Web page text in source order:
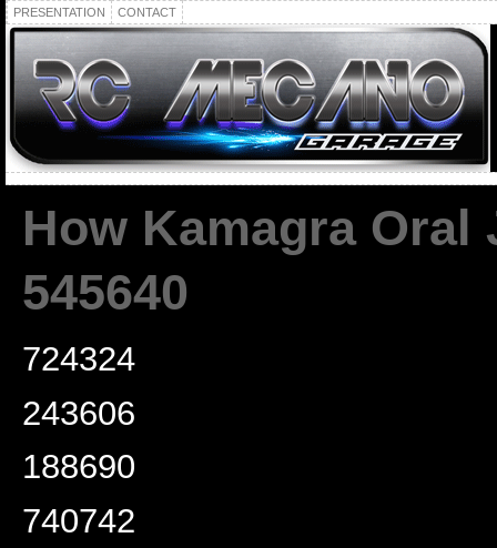
PRESENTATION CONTACT
How Kamagra Oral
545640
724324
243606
188690
740742